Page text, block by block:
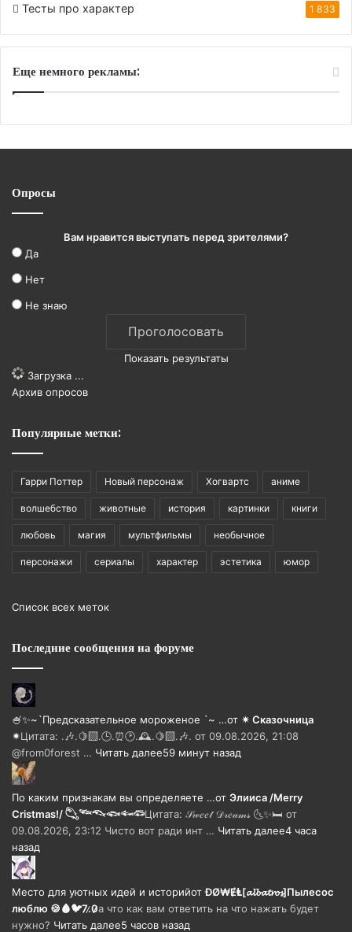
Тесты про характер 1 833
Еще немного рекламы:
Опросы
Вам нравится выступать перед зрителями?
Да
Нет
Не знаю
Показать результаты
Загрузка ...
Архив опросов
Популярные метки:
Гарри Поттер Новый персонаж Хогвартс аниме
волшебство животные история картинки книги
любовь магия мультфильмы необычное
персонажи сериалы характер эстетика юмор
Список всех меток
Последние сообщения на форуме
🍧✨~`Предсказательное мороженое `~ …от ✴ Сказочница
✴Цитата: .🎶.🍋‍🟩.🕒.⏰🕑.🕰️.🍋‍🟩.🎶. от 09.08.2026, 21:08
@from0forest … Читать далее59 минут назад
По каким признакам вы определяете …от Элииса /Merry
Cristmas!/ 𓆡𓆝𓆞𓆟𓆜𓆛Цитата: 𝒮𝓌𝑒𝑒𝓉 𝒟𝓇𝑒𝒶𝓂𝓈 🌜✨🛏️ от
09.08.2026, 23:12 Чисто вот ради инт … Читать далее4 часа
назад
Место для уютных идей и историйотĐØ₩ɆⱠ[𝓪𝓵𝓫𝓪𝓽𝓻𝓸𝓼]Пылесос
люблю 🍪🩸🐦7̷.̷0̷̷а что как вам ответить на что нажать будет
нужно? Читать далее5 часов назад